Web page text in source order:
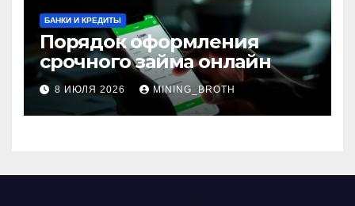
БАНКИ И КРЕДИТЫ
Порядок оформления
срочного займа онлайн
8 ИЮЛЯ 2026 MINING_BROTH